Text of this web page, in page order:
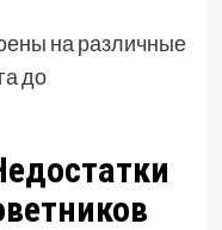
на различные
до